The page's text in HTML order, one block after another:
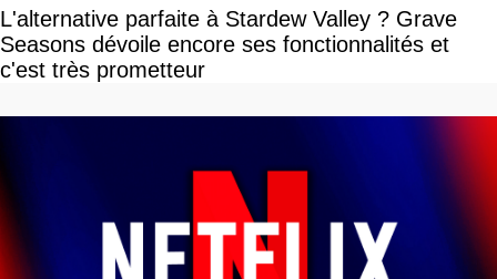
L'alternative parfaite à Stardew Valley ? Grave
Seasons dévoile encore ses fonctionnalités et
c'est très prometteur